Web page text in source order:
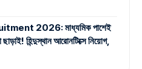
2026: মাধ্যমিক পাশেই
হিন্দুস্থান আরোনটিক্সে নিয়োগ,